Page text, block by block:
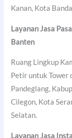
Kanan, Kota
Layanan Jasa
Banten
Ruang Lingkup
Petir untuk Tower
Pandeglang,
Cilegon, Kota
Selatan.
Layanan Jasa